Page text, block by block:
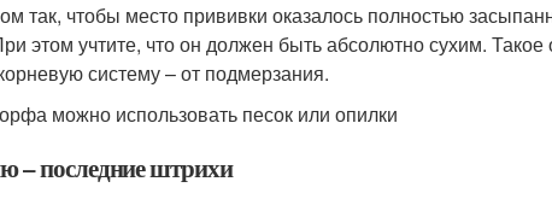
так, чтобы место прививки оказалось полностью
этом учтите, что он должен быть абсолютно сухим. Такое
систему – от подмерзания.
можно использовать песок или опилки
– последние штрихи